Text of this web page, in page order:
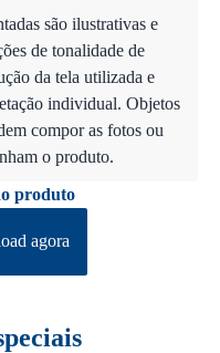
são ilustrativas e
de tonalidade de
da tela utilizada e
individual. Objetos
compor as fotos ou
o produto.
produto
agora